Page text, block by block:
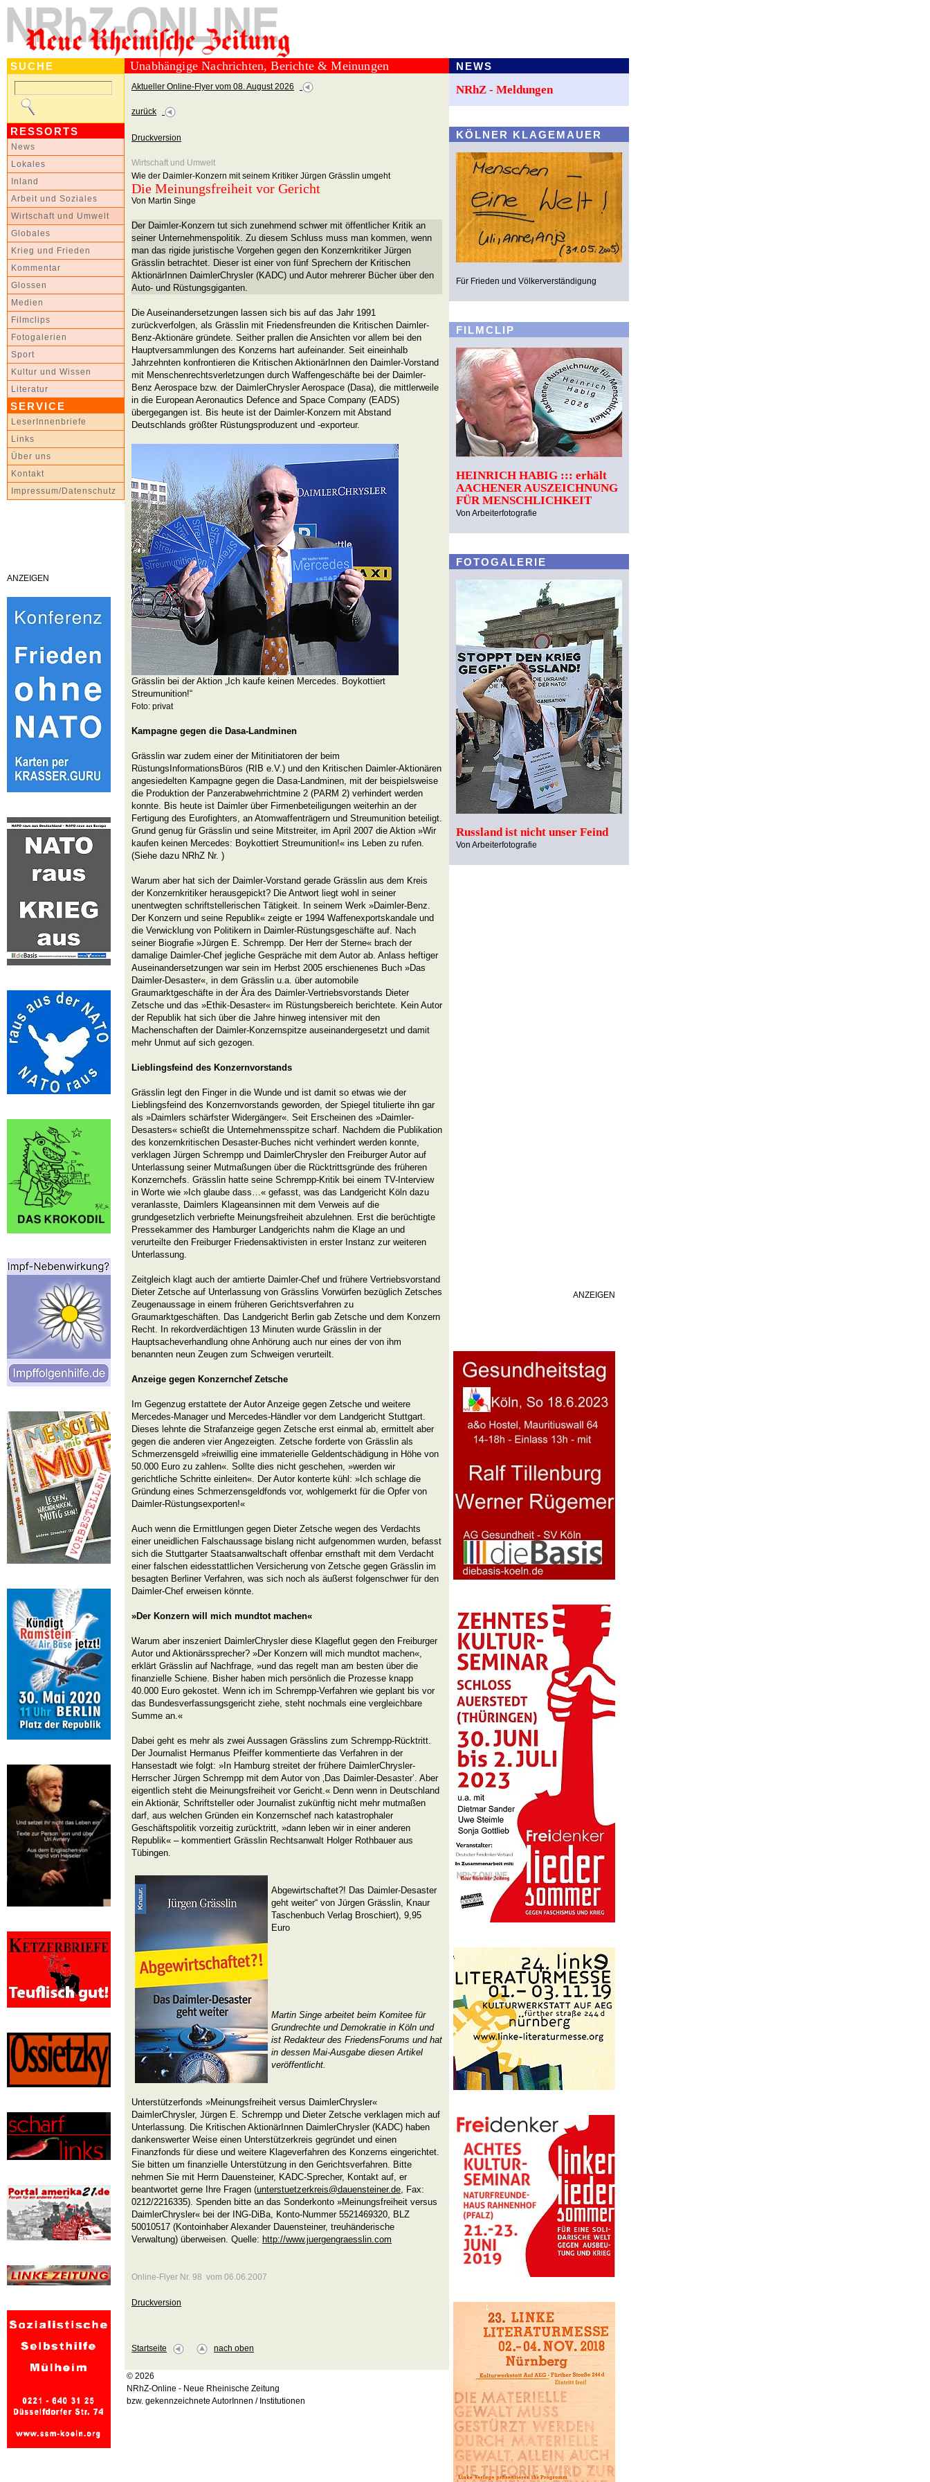
SUCHE
RESSORTS
News
Lokales
Inland
Arbeit und Soziales
Wirtschaft und Umwelt
Globales
Krieg und Frieden
Kommentar
Glossen
Medien
Filmclips
Fotogalerien
Sport
Kultur und Wissen
Literatur
SERVICE
LeserInnenbriefe
Links
Über uns
Kontakt
Impressum/Datenschutz
ANZEIGEN
Unabhängige Nachrichten, Berichte & Meinungen
Aktueller Online-Flyer vom 08. August 2026
zurück
Druckversion
Wirtschaft und Umwelt
Wie der Daimler-Konzern mit seinem Kritiker Jürgen Grässlin umgeht
Die Meinungsfreiheit vor Gericht
Von Martin Singe
Der Daimler-Konzern tut sich zunehmend schwer mit öffentlicher Kritik an
seiner Unternehmenspolitik. Zu diesem Schluss muss man kommen, wenn
man das rigide juristische Vorgehen gegen den Konzernkritiker Jürgen
Grässlin betrachtet. Dieser ist einer von fünf Sprechern der Kritischen
AktionärInnen DaimlerChrysler (KADC) und Autor mehrerer Bücher über den
Auto- und Rüstungsgiganten.
Die Auseinandersetzungen lassen sich bis auf das Jahr 1991
zurückverfolgen, als Grässlin mit Friedensfreunden die Kritischen Daimler-
Benz-Aktionäre gründete. Seither prallen die Ansichten vor allem bei den
Hauptversammlungen des Konzerns hart aufeinander. Seit eineinhalb
Jahrzehnten konfrontieren die Kritischen AktionärInnen den Daimler-Vorstand
mit Menschenrechtsverletzungen durch Waffengeschäfte bei der Daimler-
Benz Aerospace bzw. der DaimlerChrysler Aerospace (Dasa), die mittlerweile
in die European Aeronautics Defence and Space Company (EADS)
übergegangen ist. Bis heute ist der Daimler-Konzern mit Abstand
Deutschlands größter Rüstungsproduzent und -exporteur.
Grässlin bei der Aktion „Ich kaufe keinen Mercedes. Boykottiert
Streumunition!“
Foto: privat
Kampagne gegen die Dasa-Landminen
Grässlin war zudem einer der Mitinitiatoren der beim
RüstungsInformationsBüros (RIB e.V.) und den Kritischen Daimler-Aktionären
angesiedelten Kampagne gegen die Dasa-Landminen, mit der beispielsweise
die Produktion der Panzerabwehrrichtmine 2 (PARM 2) verhindert werden
konnte. Bis heute ist Daimler über Firmenbeteiligungen weiterhin an der
Fertigung des Eurofighters, an Atomwaffenträgern und Streumunition beteiligt.
Grund genug für Grässlin und seine Mitstreiter, im April 2007 die Aktion »Wir
kaufen keinen Mercedes: Boykottiert Streumunition!« ins Leben zu rufen.
(Siehe dazu NRhZ Nr. )
Warum aber hat sich der Daimler-Vorstand gerade Grässlin aus dem Kreis
der Konzernkritiker herausgepickt? Die Antwort liegt wohl in seiner
unentwegten schriftstellerischen Tätigkeit. In seinem Werk »Daimler-Benz.
Der Konzern und seine Republik« zeigte er 1994 Waffenexportskandale und
die Verwicklung von Politikern in Daimler-Rüstungsgeschäfte auf. Nach
seiner Biografie »Jürgen E. Schrempp. Der Herr der Sterne« brach der
damalige Daimler-Chef jegliche Gespräche mit dem Autor ab. Anlass heftiger
Auseinandersetzungen war sein im Herbst 2005 erschienenes Buch »Das
Daimler-Desaster«, in dem Grässlin u.a. über automobile
Graumarktgeschäfte in der Ära des Daimler-Vertriebsvorstands Dieter
Zetsche und das »Ethik-Desaster« im Rüstungsbereich berichtete. Kein Autor
der Republik hat sich über die Jahre hinweg intensiver mit den
Machenschaften der Daimler-Konzernspitze auseinandergesetzt und damit
mehr Unmut auf sich gezogen.
Lieblingsfeind des Konzernvorstands
Grässlin legt den Finger in die Wunde und ist damit so etwas wie der
Lieblingsfeind des Konzernvorstands geworden, der Spiegel titulierte ihn gar
als »Daimlers schärfster Widergänger«. Seit Erscheinen des »Daimler-
Desasters« schießt die Unternehmensspitze scharf. Nachdem die Publikation
des konzernkritischen Desaster-Buches nicht verhindert werden konnte,
verklagen Jürgen Schrempp und DaimlerChrysler den Freiburger Autor auf
Unterlassung seiner Mutmaßungen über die Rücktrittsgründe des früheren
Konzernchefs. Grässlin hatte seine Schrempp-Kritik bei einem TV-Interview
in Worte wie »Ich glaube dass…« gefasst, was das Landgericht Köln dazu
veranlasste, Daimlers Klageansinnen mit dem Verweis auf die
grundgesetzlich verbriefte Meinungsfreiheit abzulehnen. Erst die berüchtigte
Pressekammer des Hamburger Landgerichts nahm die Klage an und
verurteilte den Freiburger Friedensaktivisten in erster Instanz zur weiteren
Unterlassung.
Zeitgleich klagt auch der amtierte Daimler-Chef und frühere Vertriebsvorstand
Dieter Zetsche auf Unterlassung von Grässlins Vorwürfen bezüglich Zetsches
Zeugenaussage in einem früheren Gerichtsverfahren zu
Graumarktgeschäften. Das Landgericht Berlin gab Zetsche und dem Konzern
Recht. In rekordverdächtigen 13 Minuten wurde Grässlin in der
Hauptsacheverhandlung ohne Anhörung auch nur eines der von ihm
benannten neun Zeugen zum Schweigen verurteilt.
Anzeige gegen Konzernchef Zetsche
Im Gegenzug erstattete der Autor Anzeige gegen Zetsche und weitere
Mercedes-Manager und Mercedes-Händler vor dem Landgericht Stuttgart.
Dieses lehnte die Strafanzeige gegen Zetsche erst einmal ab, ermittelt aber
gegen die anderen vier Angezeigten. Zetsche forderte von Grässlin als
Schmerzensgeld »freiwillig eine immaterielle Geldentschädigung in Höhe von
50.000 Euro zu zahlen«. Sollte dies nicht geschehen, »werden wir
gerichtliche Schritte einleiten«. Der Autor konterte kühl: »Ich schlage die
Gründung eines Schmerzensgeldfonds vor, wohlgemerkt für die Opfer von
Daimler-Rüstungsexporten!«
Auch wenn die Ermittlungen gegen Dieter Zetsche wegen des Verdachts
einer uneidlichen Falschaussage bislang nicht aufgenommen wurden, befasst
sich die Stuttgarter Staatsanwaltschaft offenbar ernsthaft mit dem Verdacht
einer falschen eidesstattlichen Versicherung von Zetsche gegen Grässlin im
besagten Berliner Verfahren, was sich noch als äußerst folgenschwer für den
Daimler-Chef erweisen könnte.
»Der Konzern will mich mundtot machen«
Warum aber inszeniert DaimlerChrysler diese Klageflut gegen den Freiburger
Autor und Aktionärssprecher? »Der Konzern will mich mundtot machen«,
erklärt Grässlin auf Nachfrage, »und das regelt man am besten über die
finanzielle Schiene. Bisher haben mich persönlich die Prozesse knapp
40.000 Euro gekostet. Wenn ich im Schrempp-Verfahren wie geplant bis vor
das Bundesverfassungsgericht ziehe, steht nochmals eine vergleichbare
Summe an.«
Dabei geht es mehr als zwei Aussagen Grässlins zum Schrempp-Rücktritt.
Der Journalist Hermanus Pfeiffer kommentierte das Verfahren in der
Hansestadt wie folgt: »In Hamburg streitet der frühere DaimlerChrysler-
Herrscher Jürgen Schrempp mit dem Autor von ‚Das Daimler-Desaster’. Aber
eigentlich steht die Meinungsfreiheit vor Gericht.« Denn wenn in Deutschland
ein Aktionär, Schriftsteller oder Journalist zukünftig nicht mehr mutmaßen
darf, aus welchen Gründen ein Konzernschef nach katastrophaler
Geschäftspolitik vorzeitig zurücktritt, »dann leben wir in einer anderen
Republik« – kommentiert Grässlin Rechtsanwalt Holger Rothbauer aus
Tübingen.
Abgewirtschaftet?! Das Daimler-Desaster
geht weiter“ von Jürgen Grässlin, Knaur
Taschenbuch Verlag Broschiert), 9,95
Euro
Martin Singe arbeitet beim Komitee für
Grundrechte und Demokratie in Köln und
ist Redakteur des FriedensForums und hat
in dessen Mai-Ausgabe diesen Artikel
veröffentlicht.
Unterstützerfonds »Meinungsfreiheit versus DaimlerChrysler«
DaimlerChrysler, Jürgen E. Schrempp und Dieter Zetsche verklagen mich auf
Unterlassung. Die Kritischen AktionärInnen DaimlerChrysler (KADC) haben
dankenswerter Weise einen Unterstützerkreis gegründet und einen
Finanzfonds für diese und weitere Klageverfahren des Konzerns eingerichtet.
Sie bitten um finanzielle Unterstützung in den Gerichtsverfahren. Bitte
nehmen Sie mit Herrn Dauensteiner, KADC-Sprecher, Kontakt auf, er
beantwortet gerne Ihre Fragen (unterstuetzerkreis@dauensteiner.de, Fax:
0212/2216335). Spenden bitte an das Sonderkonto »Meinungsfreiheit versus
DaimlerChrysler« bei der ING-DiBa, Konto-Nummer 5521469320, BLZ
50010517 (Kontoinhaber Alexander Dauensteiner, treuhänderische
Verwaltung) überweisen. Quelle: http://www.juergengraesslin.com
Online-Flyer Nr. 98 vom 06.06.2007
Druckversion
Startseite nach oben
© 2026
NRhZ-Online - Neue Rheinische Zeitung
bzw. gekennzeichnete AutorInnen / Institutionen
NEWS
NRhZ - Meldungen
KÖLNER KLAGEMAUER
Für Frieden und Völkerverständigung
FILMCLIP
HEINRICH HABIG ::: erhält
AACHENER AUSZEICHNUNG
FÜR MENSCHLICHKEIT
Von Arbeiterfotografie
FOTOGALERIE
Russland ist nicht unser Feind
Von Arbeiterfotografie
ANZEIGEN